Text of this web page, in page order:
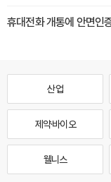
휴대전화 개통에 안면인
산업
제약·바이오
웰니스